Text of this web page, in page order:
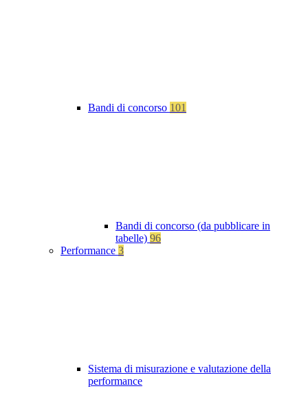
Bandi di concorso 101
Bandi di concorso (da pubblicare in
tabelle) 96
Performance 3
Sistema di misurazione e valutazione della
performance